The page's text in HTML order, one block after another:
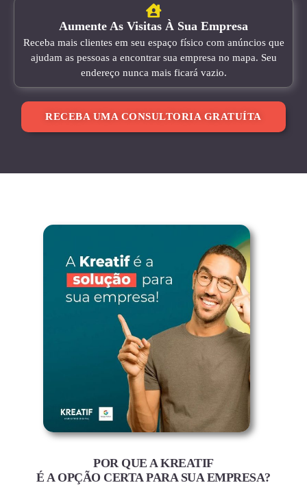
Aumente As Visitas À Sua Empresa
Receba mais clientes em seu espaço físico com anúncios que
ajudam as pessoas a encontrar sua empresa no mapa. Seu
endereço nunca mais ficará vazio.
RECEBA UMA CONSULTORIA GRATUÍTA
POR QUE A KREATIF
É A OPÇÃO CERTA PARA SUA EMPRESA?